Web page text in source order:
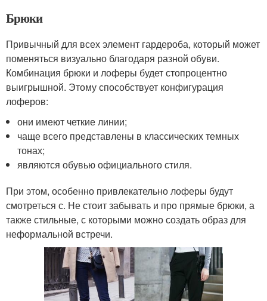
Брюки
Привычный для всех элемент гардероба, который может
поменяться визуально благодаря разной обуви.
Комбинация брюки и лоферы будет стопроцентно
выигрышной. Этому способствует конфигурация
лоферов:
они имеют четкие линии;
чаще всего представлены в классических темных
тонах;
являются обувью официального стиля.
При этом, особенно привлекательно лоферы будут
смотреться с. Не стоит забывать и про прямые брюки, а
также стильные, с которыми можно создать образ для
неформальной встречи.